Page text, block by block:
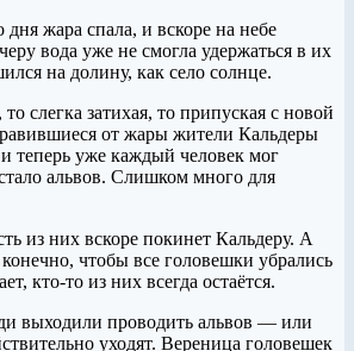
жара спала, и вскоре на небе
вода уже не смогла удержаться в их
на долину, как село солнце.
слегка затихая, то припуская с новой
от жары жители Кальдеры
теперь уже каждый человек мог
альвов. Слишком много для
из них вскоре покинет Кальдеру. А
чтобы все головешки убрались
кто-то из них всегда остаётся.
выходили проводить альвов — или
уходят. Вереница головешек